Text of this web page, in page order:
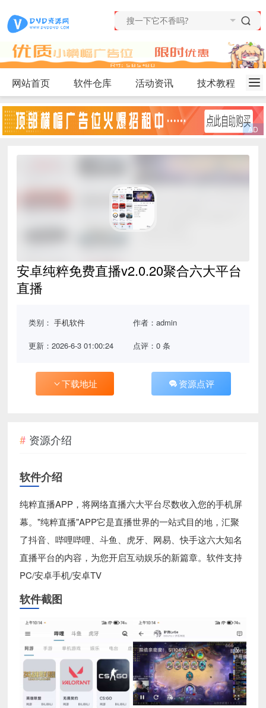
网站首页 软件仓库 活动资讯 技术教程
安卓纯粹免费直播v2.0.20聚合六大平台
直播
类别：手机软件 作者：admin
更新：2026-6-3 01:00:24 点评：0 条
下载地址 资源点评
资源介绍
软件介绍
纯粹直播APP，将网络直播六大平台尽数收入您的手机屏
幕。"纯粹直播"APP它是直播世界的一站式目的地，汇聚
了抖音、哔哩哔哩、斗鱼、虎牙、网易、快手这六大知名
直播平台的内容，为您开启互动娱乐的新篇章。软件支持
PC/安卓手机/安卓TV
软件截图